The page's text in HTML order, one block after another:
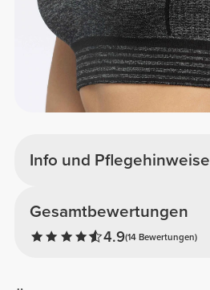
Info und Pflegehinweise
Gesamtbewertungen
4.9(14 Bewertungen)